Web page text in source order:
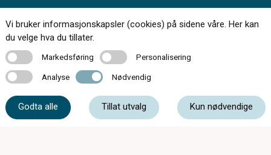
Kontakt oss
Vi bruker informasjonskapsler (cookies) på sidene våre. Her kan
du velge hva du tillater.
MarkedsføringMarkedsføring PersonaliseringPersonalisering
Analyse Analyse Nødvendig Nødvendig
Godta alle Tillat utvalg Kun nødvendige